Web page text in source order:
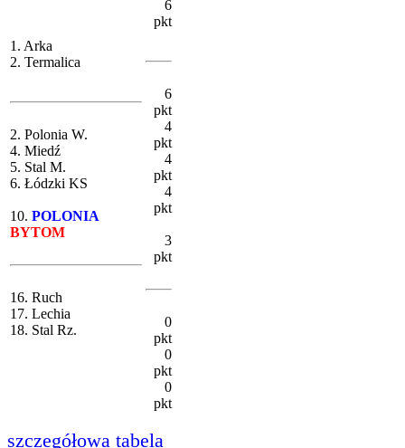
1. Arka
2. Termalica
2. Polonia W.
4. Miedź
5. Stal M.
6. Łódzki KS
10. POLONIA
BYTOM
16. Ruch
17. Lechia
18. Stal Rz.
6
pkt
6
pkt
4
pkt
4
pkt
4
pkt
3
pkt
0
pkt
0
pkt
0
pkt
szczegółowa tabela